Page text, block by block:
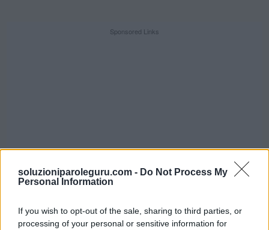
soluzioniparoleguru.com - Do Not Process My
Personal Information
If you wish to opt-out of the sale, sharing to third parties, or
processing of your personal or sensitive information for
Sponsored Links
SFIDA QUOTIDIANA